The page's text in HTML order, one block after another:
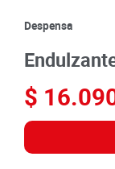
9.
queso
10. papa
Despensa
$ 16.